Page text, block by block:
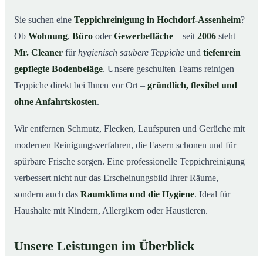
03Warum Mr. Cleaner in Hochdorf-Assenheim?
04Teppichreinigung in Hochdorf-Assenheim und
Umgebung
05Jetzt Angebot einholen
06Qualität, die man sieht – Profis bei einer
Teppichreinigung in Hochdorf-Assenheim im Einsatz
Sie suchen eine Teppichreinigung in Hochdorf-Assenheim?
Ob Wohnung, Büro oderGewerbefläche – seit2006 steht
Mr. Cleaner fürhygienisch saubere Teppiche und tiefenrein
gepflegte Bodenbeläge. Unsere geschulten Teams reinigen
Teppiche direkt bei Ihnen vor Ort – gründlich, flexibel und
ohne Anfahrtskosten.
Wir entfernen Schmutz, Flecken, Laufspuren und Gerüche mit
modernen Reinigungsverfahren, die Fasern schonen und für
spürbare Frische sorgen. Eine professionelle Teppichreinigung
verbessert nicht nur das Erscheinungsbild Ihrer Räume,
sondern auch das Raumklima und die Hygiene. Ideal für
Haushalte mit Kindern, Allergikern oder Haustieren.
Unsere Leistungen im Überblick